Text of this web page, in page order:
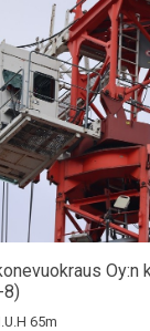
Oy:n
8)
65m